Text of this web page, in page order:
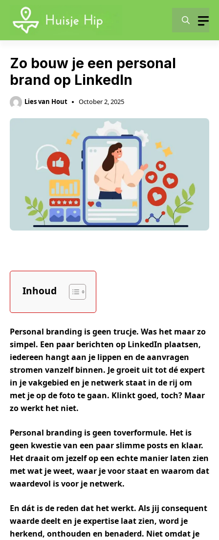
content
Zo bouw je een personal
brand op LinkedIn
Lies van Hout October 2, 2025
Inhoud
Personal branding is geen trucje. Was het maar zo
simpel. Een paar berichten op LinkedIn plaatsen,
iedereen hangt aan je lippen en de aanvragen
stromen vanzelf binnen. Jegroeit uittotdéexpert
in jevakgebied en je netwerkstaat in de rij om
met je op de foto te gaan. Klinktgoed, toch? Maar
zowerkt het niet.
Personal branding is geen toverformule. Het is
geen kwestie van een paar slimme posts en klaar.
Het draait om jezelf op een echte manier laten zien
met wat je weet, waar je voor staat en waarom dat
waardevol is voor je netwerk.
En dát is de reden dat het werkt. Als jij consequent
waarde deelt en je expertise laat zien, word je
herkend, onthouden en benaderd. Niet omdat je